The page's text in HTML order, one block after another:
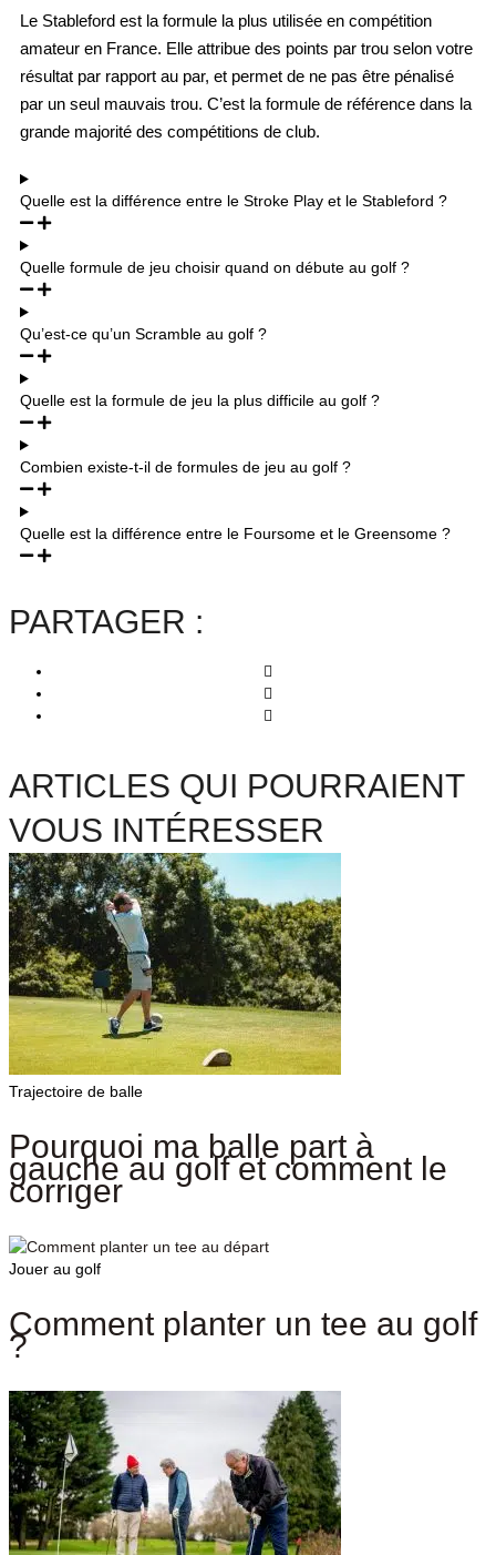
Le Stableford est la formule la plus utilisée en compétition
amateur en France. Elle attribue des points par trou selon votre
résultat par rapport au par, et permet de ne pas être pénalisé
par un seul mauvais trou. C’est la formule de référence dans la
grande majorité des compétitions de club.
Quelle est la différence entre le Stroke Play et le Stableford ?
Quelle formule de jeu choisir quand on débute au golf ?
Qu’est-ce qu’un Scramble au golf ?
Quelle est la formule de jeu la plus difficile au golf ?
Combien existe-t-il de formules de jeu au golf ?
Quelle est la différence entre le Foursome et le Greensome ?
PARTAGER :
ARTICLES QUI POURRAIENT
VOUS INTÉRESSER
Trajectoire de balle
Pourquoi ma balle part à
gauche au golf et comment le
corriger
Jouer au golf
Comment planter un tee au golf
?